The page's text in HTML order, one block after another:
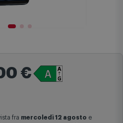
€
fra mercoledì 12 agosto e